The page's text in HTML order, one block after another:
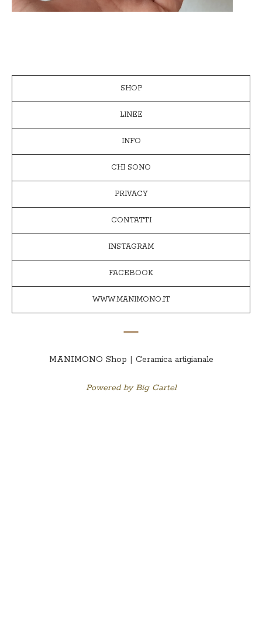
SHOP
LINEE
INFO
CHI SONO
PRIVACY
CONTATTI
INSTAGRAM
FACEBOOK
WWW.MANIMONO.IT
MANIMONO Shop | Ceramica artigianale
Powered by Big Cartel